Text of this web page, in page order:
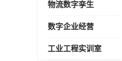
物流数字孪生
数字企业经营
工业工程实训室